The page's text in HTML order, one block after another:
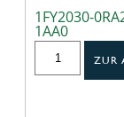
1FY2030-
1AA0
ZUR